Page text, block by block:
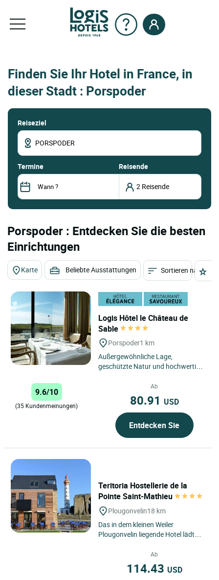
Finden Sie Ihr Hotel in France, in
dieser Stadt : Porspoder
Reiseziel
termine Reisende
Porspoder : Entdecken Sie die besten
Einrichtungen
Karte Beliebte Ausstattungen Sortieren nach
Logis Hôtel le Château de
Sable
Porspoder1 km
Außergewöhnliche Lage,
geschützte Natur und hochwertige
Sable zeichnet sich durch seine...
9.6/10
(35 Kundenmeinungen)
Ab
80.91 USD
Entdecken Sie
Teritoria Hostellerie de la
Pointe Saint-Mathieu
Plougonvelin18 km
Das in dem kleinen Weiler
Plougonvelin liegende Hotel lädt
Ausflüge in einer vollkommenen...
Ab
114.43 USD